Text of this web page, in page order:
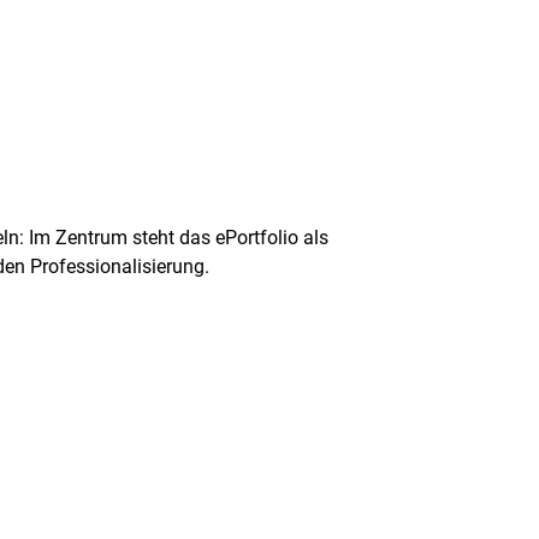
Im Zentrum steht das ePortfolio als
Professionalisierung.
Link, öffnet neues Fenster)
(externer Link, öffnet neues Fenster)